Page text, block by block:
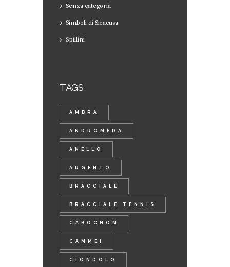
Senza categoria
Simboli di Siracusa
Spillini
TAGS
AMBRA
ANDROMEDA
ANELLO
ARGENTO
BRACCIALE
BRACCIALE TENNIS
CABOCHON
CAMMEI
CIONDOLO